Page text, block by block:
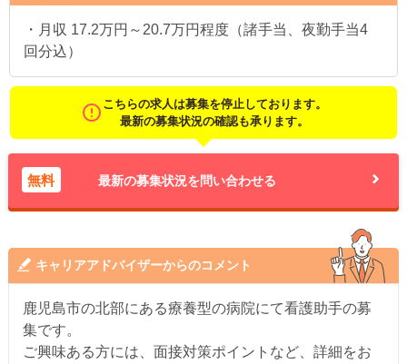
・月収 17.2万円～20.7万円程度（諸手当、夜勤手当4
回分込）
こちらの求人は募集を停止しております。
最新の募集状況の確認も承ります。
無料 最新の募集状況を問い合わせる
キャリアアドバイザーからのコメント
鹿児島市の北部にある療養型の病院にて看護助手の募
集です。
ご興味ある方には、面接対策ポイントなど、詳細をお